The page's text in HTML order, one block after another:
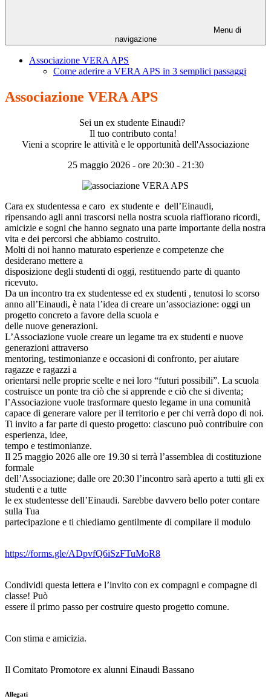
Menu di
navigazione
Associazione VERA APS
Come aderire a VERA APS in 3 semplici passaggi
Associazione VERA APS
Sei un ex studente Einaudi?
Il tuo contributo conta!
Vieni a scoprire le attività e le opportunità dell'Associazione
25 maggio 2026 - ore 20:30 - 21:30
Cara ex studentessa e caro ex studente e dell’Einaudi,
ripensando agli anni trascorsi nella nostra scuola riaffiorano ricordi,
amicizie e sogni che hanno segnato una parte importante della nostra
vita e dei percorsi che abbiamo costruito.
Molti di noi hanno maturato esperienze e competenze che
desiderano mettere a
disposizione degli studenti di oggi, restituendo parte di quanto
ricevuto.
Da un incontro tra ex studentesse ed ex studenti , tenutosi lo scorso
anno all’Einaudi, è nata l’idea di creare un’associazione: oggi un
progetto concreto a favore della scuola e
delle nuove generazioni.
L’Associazione vuole creare un legame tra ex studenti e nuove
generazioni attraverso
mentoring, testimonianze e occasioni di confronto, per aiutare
ragazze e ragazzi a
orientarsi nelle proprie scelte e nei loro “futuri possibili”. La scuola
costruisce un ponte tra ciò che si apprende e ciò che si diventa;
l’Associazione vuole trasformare questo legame in una comunità
capace di generare valore per il territorio e per chi verrà dopo di noi.
Ti invito a far parte di questo progetto: ciascuno può contribuire con
esperienza, idee,
tempo e testimonianze.
Il 25 maggio 2026 alle ore 19.30 si terrà l’assemblea di costituzione
formale
dell’Associazione; dalle ore 20:30 l’incontro sarà aperto a tutti gli ex
studenti e a tutte
le ex studentesse dell’Einaudi. Sarebbe davvero bello poter contare
sulla Tua
partecipazione e ti chiediamo gentilmente di compilare il modulo
https://forms.gle/ADpvfQ6iSzFTuMoR8
Condividi questa lettera e l’invito con ex compagni e compagne di
classe! Può
essere il primo passo per costruire questo progetto comune.
Con stima e amicizia.
Il Comitato Promotore ex alunni Einaudi Bassano
Allegati